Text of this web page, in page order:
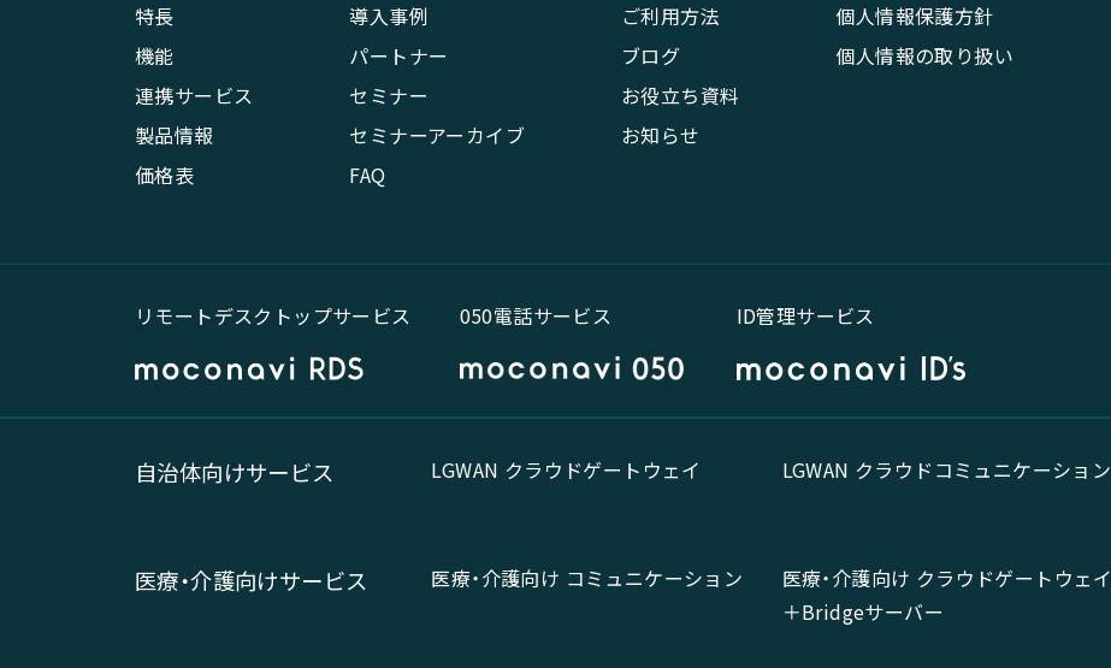
特長
機能
連携サービス
製品情報
価格表
導入事例
パートナー
セミナー
セミナーアーカイブ
FAQ
ご利用方法
ブログ
お役立ち資料
お知らせ
個人情報保護方針
個人情報の取り扱い
リモートデスクトップサービス 050電話サービス ID管理サービス
自治体向けサービス LGWAN クラウドゲートウェイ LGWAN クラウドコミュニケーション
医療・介護向けサービス 医療・介護向け コミュニケーション
医療・介護向け クラウドゲートウェイ
＋Bridgeサーバー